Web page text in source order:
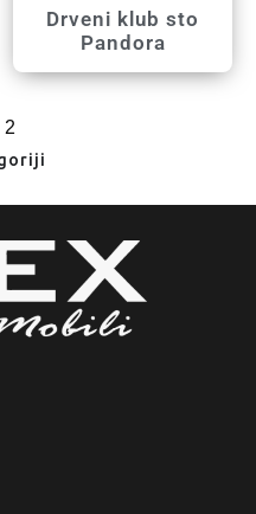
Drveni klub sto
Pandora
2